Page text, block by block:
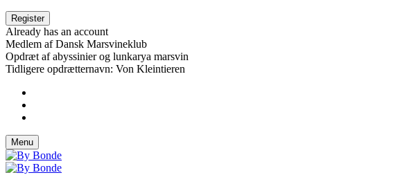
Already has an account
Medlem af Dansk Marsvineklub
Opdræt af abyssinier og lunkarya marsvin
Tidligere opdrætternavn: Von Kleintieren
Menu